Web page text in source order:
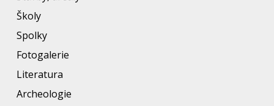
Školy
Spolky
Fotogalerie
Literatura
Archeologie